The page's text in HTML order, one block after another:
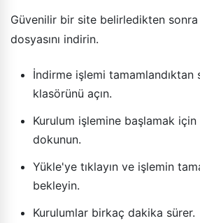
Güvenilir bir site belirledikten
dosyasını indirin.
İndirme işlemi tamamlandıktan
klasörünü açın.
Kurulum işlemine başlamak için
dokunun.
Yükle'ye tıklayın ve işlemin
bekleyin.
Kurulumlar birkaç dakika sürer.